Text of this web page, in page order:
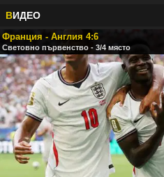
ВИДЕО
Франция - Англия 4:6
Световно първенство - 3/4 място